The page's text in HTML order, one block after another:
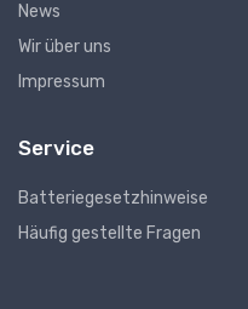
News
Wir über uns
Impressum
Service
Batteriegesetzhinweise
Häufig gestellte Fragen